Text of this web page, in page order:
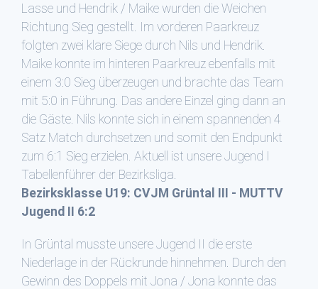
Lasse und Hendrik / Maike wurden die Weichen
Richtung Sieg gestellt. Im vorderen Paarkreuz
folgten zwei klare Siege durch Nils und Hendrik.
Maike konnte im hinteren Paarkreuz ebenfalls mit
einem 3:0 Sieg überzeugen und brachte das Team
mit 5:0 in Führung. Das andere Einzel ging dann an
die Gäste. Nils konnte sich in einem spannenden 4
Satz Match durchsetzen und somit den Endpunkt
zum 6:1 Sieg erzielen. Aktuell ist unsere Jugend I
Tabellenführer der Bezirksliga.
Bezirksklasse U19: CVJM Grüntal III - MUTTV
Jugend II 6:2
In Grüntal musste unsere Jugend II die erste
Niederlage in der Rückrunde hinnehmen. Durch den
Gewinn des Doppels mit Jona / Jona konnte das